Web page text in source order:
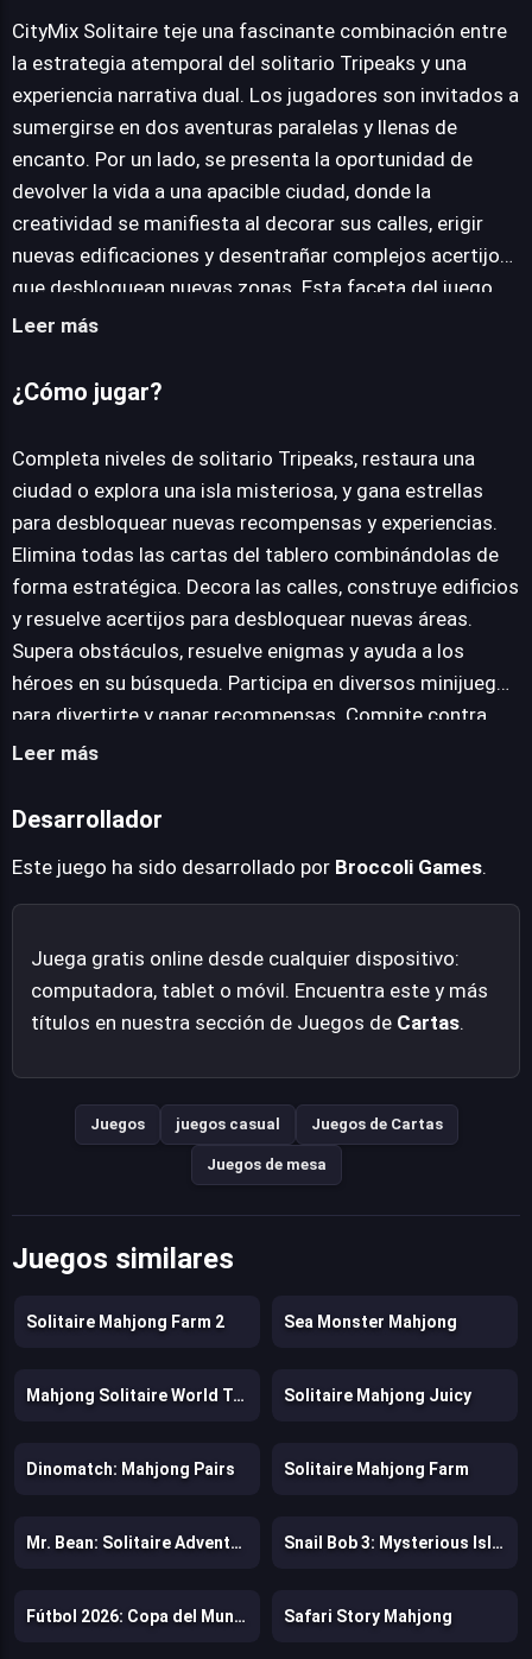
JUEGALO AHORA
CityMix Solitaire teje una fascinante combinación entre
la estrategia atemporal del solitario Tripeaks y una
experiencia narrativa dual. Los jugadores son invitados a
sumergirse en dos aventuras paralelas y llenas de
encanto. Por un lado, se presenta la oportunidad de
devolver la vida a una apacible ciudad, donde la
creatividad se manifiesta al decorar sus calles, erigir
nuevas edificaciones y desentrañar complejos acertijos
que desbloquean nuevas zonas. Esta faceta del juego
apela a la gestión y la resolución de problemas en un
adentrarse en los misterios de una isla inexplorada, un
ocultos. Aquí, la progresión depende de superar diversos
obstáculos, descifrar enigmas intrincados y ofrecer
asistencia a un elenco de héroes que buscan la verdad.
Ambas narrativas se entrelazan con miles de niveles de
solitario Tripeaks, donde cada desafío exige ingenio y
estrategia para eliminar todas las cartas del tablero,
haciendo uso de combinaciones astutas, comodines y
bonificaciones especiales. Un título que promete horas
de entretenimiento estratégico y descubrimiento.
Leer más
¿Cómo jugar?
Completa niveles de solitario Tripeaks, restaura una
ciudad o explora una isla misteriosa, y gana estrellas
para desbloquear nuevas recompensas y experiencias.
Elimina todas las cartas del tablero combinándolas de
forma estratégica. Decora las calles, construye edificios
y resuelve acertijos para desbloquear nuevas áreas.
Supera obstáculos, resuelve enigmas y ayuda a los
héroes en su búsqueda. Participa en diversos minijuegos
para divertirte y ganar recompensas. Compite contra
otros jugadores y sube de nivel para desbloquear nuevas
Leer más
Desarrollador
Este juego ha sido desarrollado por Broccoli Games.
Juega gratis online desde cualquier dispositivo:
computadora, tablet o móvil. Encuentra este y más
títulos en nuestra sección de Juegos de Cartas.
Juegos juegos casual Juegos de Cartas
Juegos de mesa
Juegos similares
Solitaire Mahjong Farm 2 Sea Monster Mahjong
Mahjong Solitaire World Tour Solitaire Mahjong Juicy
Dinomatch: Mahjong Pairs Solitaire Mahjong Farm
Mr. Bean: Solitaire Adventures Snail Bob 3: Mysterious Island
Fútbol 2026: Copa del Mundo Safari Story Mahjong